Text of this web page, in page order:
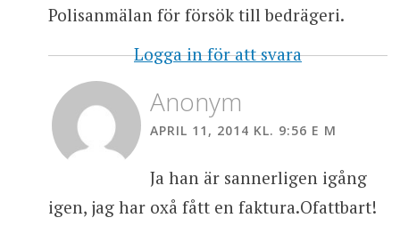
Polisanmälan för försök till bedrägeri.
Logga in för att svara
Anonym
APRIL 11, 2014 KL. 9:56 E M
Ja han är sannerligen igång
igen, jag har oxå fått en faktura.Ofattbart!